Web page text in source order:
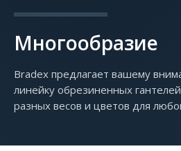
Многообразие
Bradex предлагает вашему
линейку обрезиненных
разных весов и цветов для